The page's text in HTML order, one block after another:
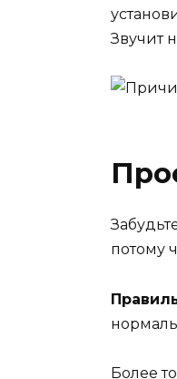
Звучит
потому
Более